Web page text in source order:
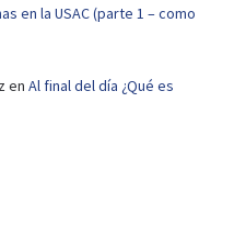
en la USAC (parte 1 – como
enAl final del día ¿Qué es